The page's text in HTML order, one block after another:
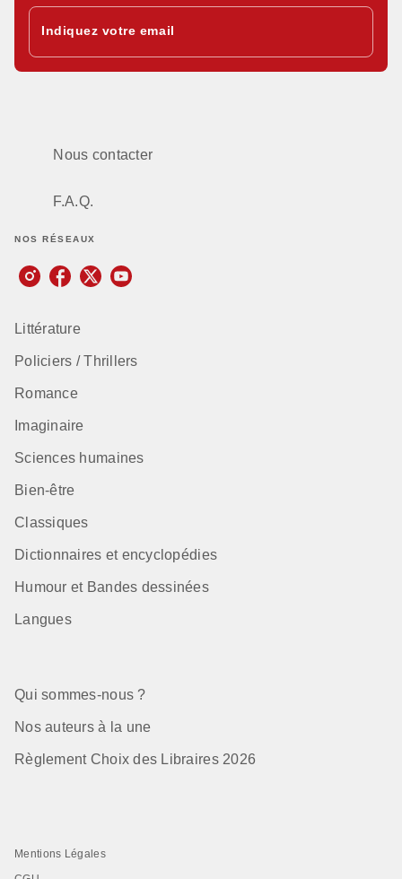
Indiquez votre email
Nous contacter
F.A.Q.
NOS RÉSEAUX
Littérature
Policiers / Thrillers
Romance
Imaginaire
Sciences humaines
Bien-être
Classiques
Dictionnaires et encyclopédies
Humour et Bandes dessinées
Langues
Qui sommes-nous ?
Nos auteurs à la une
Règlement Choix des Libraires 2026
Mentions Légales